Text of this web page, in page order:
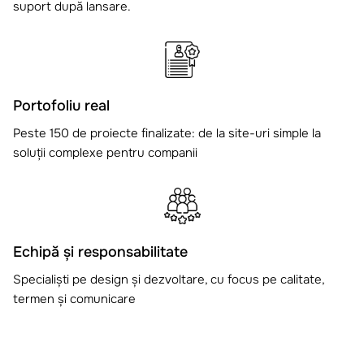
suport după lansare.
Portofoliu real
Peste 150 de proiecte finalizate: de la site-uri simple la
soluții complexe pentru companii
Echipă și responsabilitate
Specialiști pe design și dezvoltare, cu focus pe calitate,
termen și comunicare